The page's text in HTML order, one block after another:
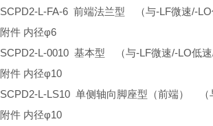
SCPD2-L-FA-6 前端法兰型 （与-LF微速/-
附件 内径φ6
SCPD2-L-0010 基本型 （与-LF微速/-LO低
附件 内径φ10
SCPD2-L-LS10 单侧轴向脚座型（前端）
附件 内径φ10